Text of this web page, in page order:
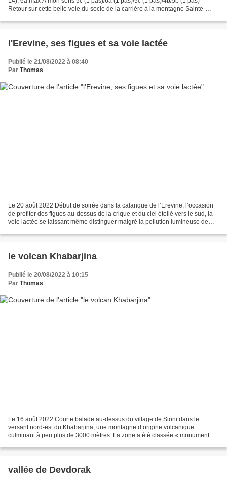
Retour sur cette belle voie du socle de la carrière à la montagne Sainte-
l'Erevine, ses figues et sa voie lactée
Publié le 21/08/2022 à 08:40
Par Thomas
Le 20 août 2022 Début de soirée dans la calanque de l’Erevine, l’occasion
de profiter des figues au-dessus de la crique et du ciel étoilé vers le sud, la
voie lactée se laissant même distinguer malgré la pollution lumineuse de
le volcan Khabarjina
Publié le 20/08/2022 à 10:15
Par Thomas
Le 16 août 2022 Courte balade au-dessus du village de Sioni dans le
versant nord-est du Khabarjina, une montagne d’origine volcanique
culminant à peu plus de 3000 mètres. La zone a été classée « monument
vallée de Devdorak